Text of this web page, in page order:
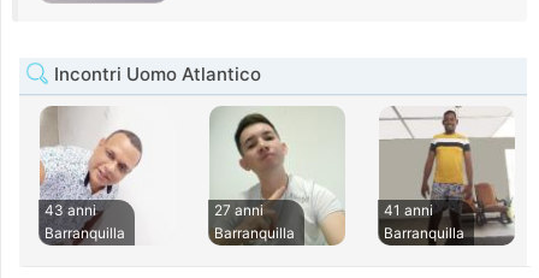
Incontri Uomo Atlantico
43 anni
Barranquilla
27 anni
Barranquilla
41 anni
Barranquilla